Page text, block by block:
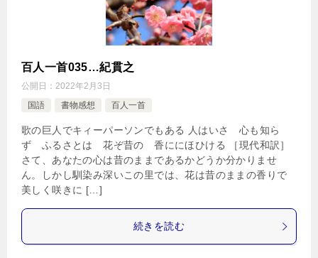
百人一首035…紀貫之
公開日： 2022年2月3日
国語
書物感想 百人一首
歌の巨人でキィーパーソンでもある 人はいさ 心も知ら
ず ふるさとは 花ぞ昔の 香ににほひける ［現代和訳］
さて、あなたの心は昔のままであるかどうか分かりませ
ん。しかし馴染み深いこの里では、花は昔のままの香りで
美しく咲きに […]
続きを読む